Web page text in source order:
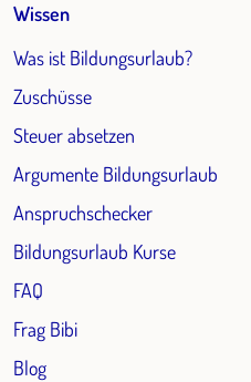
Wissen
Was ist Bildungsurlaub?
Zuschüsse
Steuer absetzen
Argumente Bildungsurlaub
Anspruchschecker
Bildungsurlaub Kurse
FAQ
Frag Bibi
Blog